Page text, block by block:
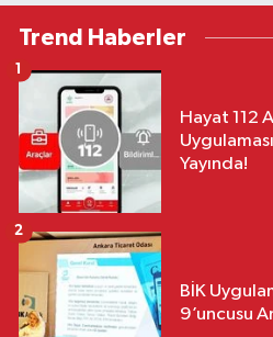
Trend Haberler
Hayat 112
Yayında!
1
BİK
9’uncusu
2